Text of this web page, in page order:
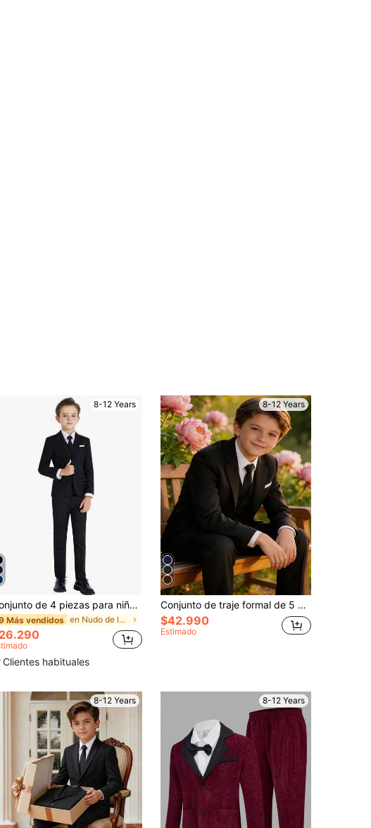
100 cm / 39 in, Color: Negro, Talla: 8Y
8-12 Years
Conjunto de 4 piezas para niño preadolescente - Chaqueta, Pantalones, Corbata y Pajarita
Más vendidos en Nudo de lazo Trajes para niños preadolescentes
Clientes habituales
8-12 Years
Conjunto de traje formal de 5 piezas para niños, incluye blazer, chaleco, camisa blanca plisada, pantalones, corbata, color negro, adecuado para bodas, fiestas de cumpleaños y otras ocasiones formales, 4-16Y
$42.990
Estimado
8-12 Years 8-12 Years